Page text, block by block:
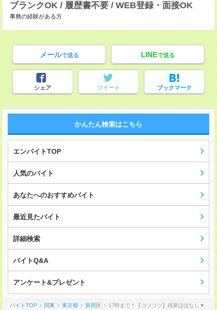
ブランクOK / 履歴書不要 / WEB登録・面接OK
事務の経験がある方
メールで送る LINEで送る
シェア ツイート ブックマーク
かんたん検索はこちら
エンバイトTOP
人気のバイト
あなたへのおすすめバイト
最近見たバイト
詳細検索
バイトQ&A
アンケート&プレゼント
バイトTOP 関東 東京都 新宿区 17時まで＊【コツコツ】残業ほぼなし▼